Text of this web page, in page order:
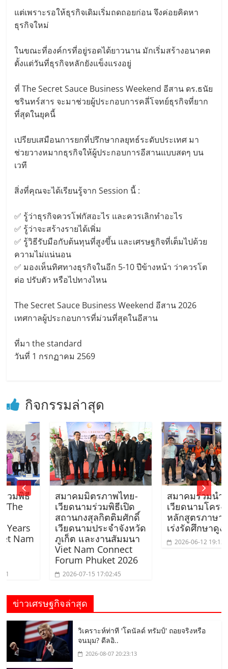
แต่เพราะรอให้ธุรกิจเดิมเริ่มถดถอยก่อน จึงค่อยคิดหา
ธุรกิจใหม่
ในขณะที่องค์กรที่อยู่รอดได้ยาวนาน มักเริ่มสร้างอนาคต
ตั้งแต่วันที่ธุรกิจหลักยังแข็งแรงอยู่
ที่ The Secret Sauce Business Weekend อีสาน ดร.ธนัย
ชรินทร์สาร จะมาช่วยผู้ประกอบการคลี่โจทย์ธุรกิจที่ยาก
ที่สุดในยุคนี้
เปรียบเสมือนการยกที่ปรึกษากลยุทธ์ระดับประเทศ มา
ช่วยวางหมากธุรกิจให้ผู้ประกอบการอีสานแบบสดๆ บน
เวที
สิ่งที่คุณจะได้เรียนรู้จาก Session นี้ :
✅ รู้ว่าธุรกิจควรโฟกัสอะไร และควรเลิกทำอะไร
✅ รู้ว่าจะสร้างรายได้เพิ่ม
✅ รู้วิธีรับมือกับต้นทุนที่สูงขึ้น และเศรษฐกิจที่เต็มไปด้วย
ความไม่แน่นอน
✅ มองเห็นทิศทางธุรกิจในอีก 5-10 ปีข้างหน้า ว่าควรโต
ต่อ ปรับตัว หรือไปทางไหน
The Secret Sauce Business Weekend อีสาน 2026
เทศกาลผู้ประกอบการที่ม่วนที่สุดในอีสาน
ที่มา the standard
วันที่ 1 กรกฏาคม 2569
กิจกรรมล่าสุด
สมาคมมิตรภาพไทย-
เวียดนามร่วมพิธีเปิด
สถานกงสุลกิตติมศักดิ์
เวียดนามประจำจังหวัด
ภูเก็ต และงานสัมมนา
Viet Nam Connect
Forum Phuket 2026
2026-07-15 17:02:45
สมาคมร่วมนำนักศึก
เวียดนามโครงการ
หลักสูตรภาษาอังกฤษ
เร่งรัดศึกษาดูงาน
2026-06-12 19:12:38
ข่าวเศรษฐกิจล่าสุด
วิเคราะห์ท่าที 'โดนัลด์ ทรัมป์' ถอยจริงหรือ
จนมุม? ดีลอิ..
2026-08-07 20:23:13